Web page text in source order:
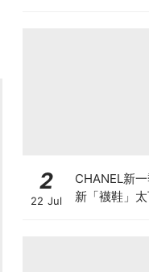
2
22 Jul
CHANEL新
新「襪鞋」